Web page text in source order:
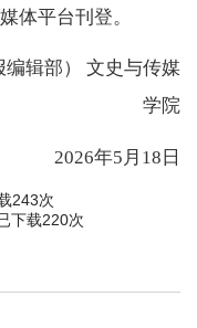
体平台刊登。
辑部） 文史与传媒
学院
2026年5月18日
243次
下载220次